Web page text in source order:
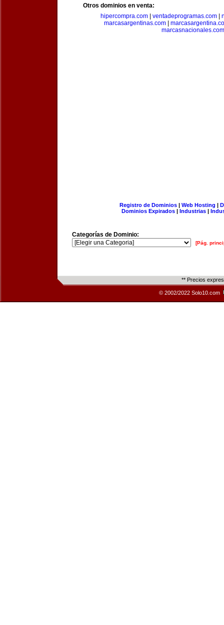
Otros dominios en venta:
hipercompra.com
ventadeprogramas.com
marcasargentinas.com
marcasnacionales.com
Registro de Dominios| Web Hosting |
Dominios Expirados | Industrias |
Categorías de Dominio:
[Pág.
** Precios
© 2002/2022 Solo10.com